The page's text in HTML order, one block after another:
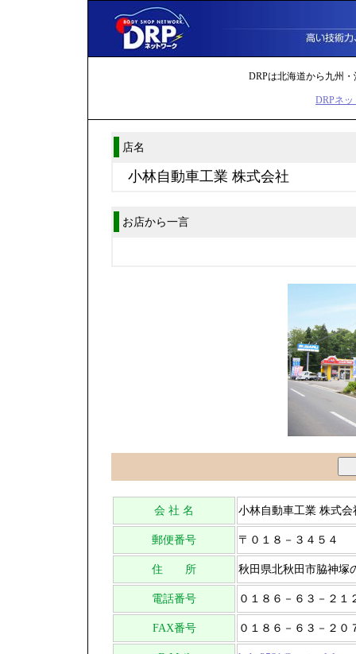
DRPは北海道から九州
DRPネ
店名
小林自動車工業 株式会社
お店から一言
会 社 名 小林自動車工業 株式会
郵便番号 〒０１８－３４５４
住 所 秋田県北秋田市脇神塚
電話番号 ０１８６－６３－２１
FAX番号 ０１８６－６３－２０